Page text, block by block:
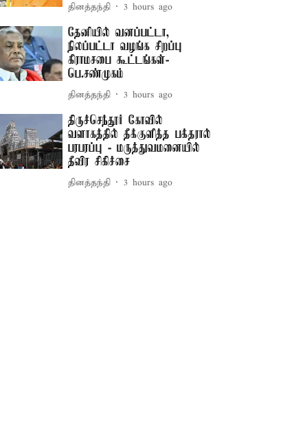
தினத்தந்தி 3 hours ago
தேனியில் வனப்பட்டா,
நிலப்பட்டா வழங்க சிறப்பு
கிராமசபை கூட்டங்கள்-
பெ.சண்முகம்
தினத்தந்தி 3 hours ago
திருச்செந்தூர் கோவில்
வளாகத்தில் தீக்குளித்த பக்தரால்
பரபரப்பு - மருத்துவமனையில்
தீவிர சிகிச்சை
தினத்தந்தி 3 hours ago